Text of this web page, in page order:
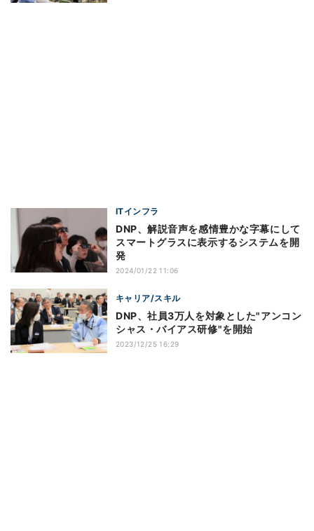
ITインフラ
DNP、解説音声を感情豊かな字幕にして
スマートグラスに表示するシステムを開
発
2024/01/22 11:06
キャリア/スキル
DNP、社員3万人を対象とした"アンコン
シャス・バイアス研修"を開始
2023/12/25 16:29